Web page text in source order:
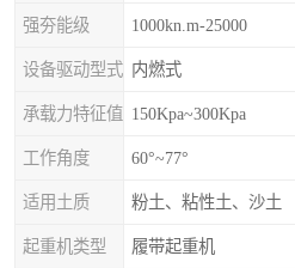
强夯能级 1000kn.m-25000
设备驱动型式 内燃式
承载力特征值 150Kpa~300Kpa
工作角度 60°~77°
适用土质 粉土、粘性土、沙土
起重机类型 履带起重机